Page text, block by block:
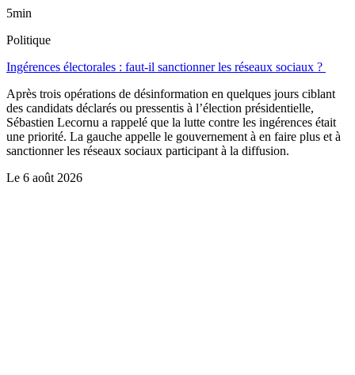
5min
Politique
Ingérences électorales : faut-il sanctionner les réseaux sociaux ?
Après trois opérations de désinformation en quelques jours ciblant
des candidats déclarés ou pressentis à l’élection présidentielle,
Sébastien Lecornu a rappelé que la lutte contre les ingérences était
une priorité. La gauche appelle le gouvernement à en faire plus et à
sanctionner les réseaux sociaux participant à la diffusion.
Le 6 août 2026